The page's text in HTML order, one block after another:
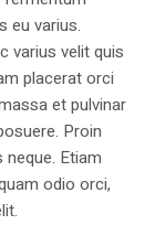
eu varius.
varius velit quis
placerat orci
et pulvinar
Proin
Etiam
odio orci,